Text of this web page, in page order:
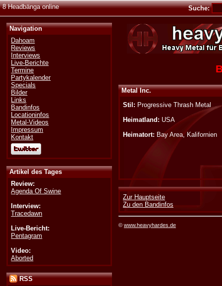
8 Headbänga online Suche:
Navigation
Dahoam
Reviews
Interviews
Live-Berichte
Termine
Partykalender
Specials
Bilder
Links
Bandinfos
Locationinfos
Metal-Videos
Impressum
Kontakt
Artikel des Tages
Review:
Agenda Of Swine
Interview:
Tracedawn
Live-Bericht:
Pentagram
Video:
Aborted
RSS
Metal Inc.
Stil: Progressive Thrash Metal
Heimatland: USA
Heimatort: Bay Area, Kalifornien
Zur Hauptseite
Zu den Bandinfos
©www.heavyhardes.de